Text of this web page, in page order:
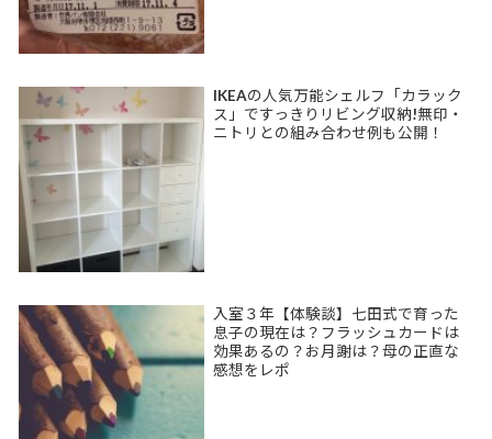
IKEAの人気万能シェルフ「カラック
ス」ですっきりリビング収納!無印・
ニトリとの組み合わせ例も公開！
入室３年【体験談】七田式で育った
息子の現在は？フラッシュカードは
効果あるの？お月謝は？母の正直な
感想をレポ